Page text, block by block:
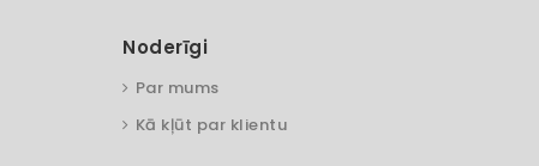
Noderīgi
Par mums
Kā kļūt par klientu